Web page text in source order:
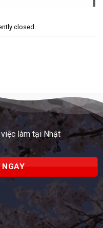
closed.
làm tại Nhật